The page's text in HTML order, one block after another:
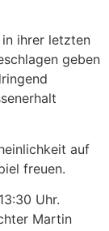
ihrer letzten
geben
auf
freuen.
Uhr.
Martin